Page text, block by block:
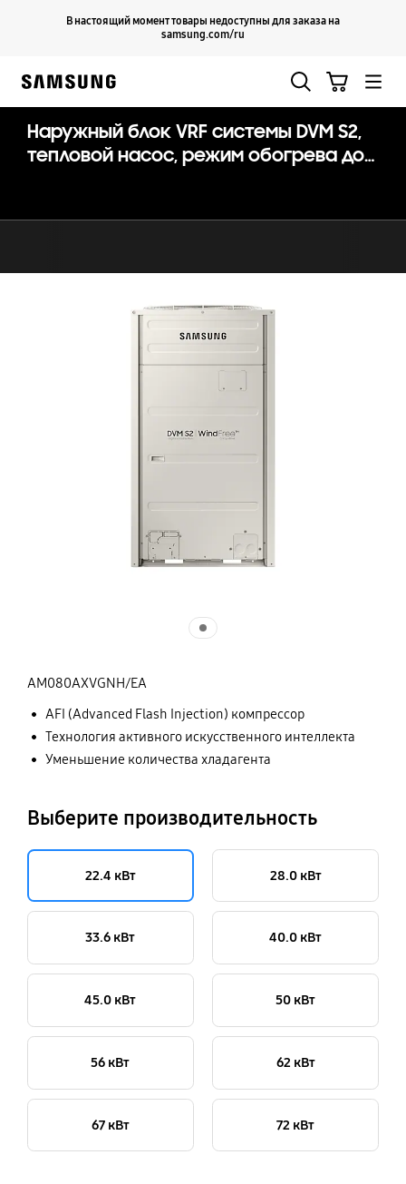
В настоящий момент товары недоступны для заказа на
samsung.com/ru
Продолжить
Наружный блок VRF системы DVM S2,
тепловой насос, режим обогрева до
AM080AXVGNH/EA
AFI (Advanced Flash Injection) компрессор
Технология активного искусственного интеллекта
Уменьшение количества хладагента
Выберите производительность
22.4 кВт 28.0 кВт
33.6 кВт 40.0 кВт
45.0 кВт 50 кВт
56 кВт 62 кВт
67 кВт 72 кВт